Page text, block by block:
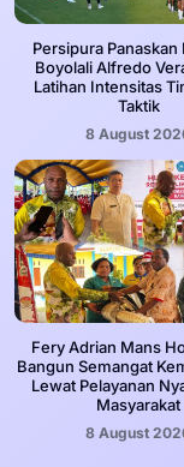
Persipura Panaskan
Boyolali Alfredo
Latihan Intensitas
Taktik
8 August
Fery Adrian Mans
Bangun Semangat
Lewat Pelayanan
Masyarakat
8 August